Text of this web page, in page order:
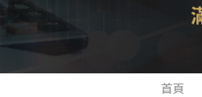
首頁